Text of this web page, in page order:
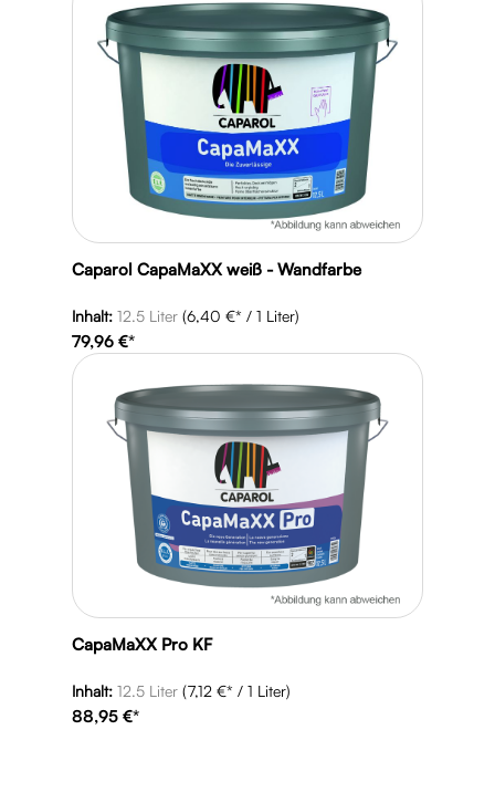
Caparol CapaMaXX weiß - Wandfarbe
Inhalt: 12.5 Liter (6,40 €* / 1 Liter)
79,96 €*
CapaMaXX Pro KF
Inhalt: 12.5 Liter (7,12 €* / 1 Liter)
88,95 €*